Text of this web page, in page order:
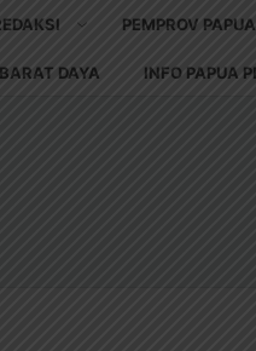
PEMPROV
DAYA INFO PAPUA